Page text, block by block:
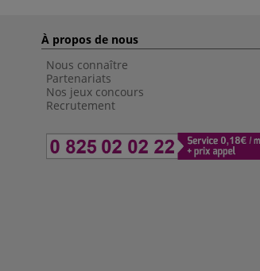
À propos de nous
Nous connaître
Partenariats
Nos jeux concours
Recrutement